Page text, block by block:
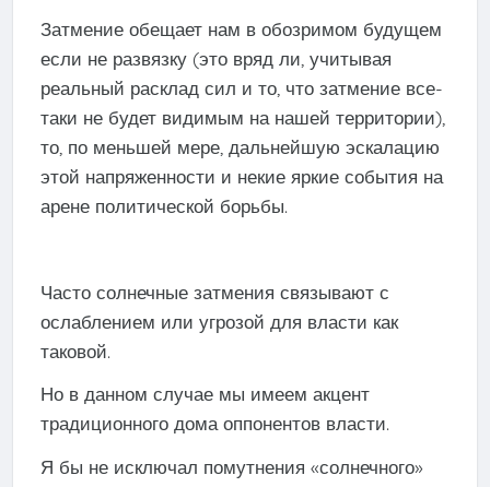
Затмение обещает нам в обозримом будущем
если не развязку (это вряд ли, учитывая
реальный расклад сил и то, что затмение все-
таки не будет видимым на нашей территории),
то, по меньшей мере, дальнейшую эскалацию
этой напряженности и некие яркие события на
арене политической борьбы.
Часто солнечные затмения связывают с
ослаблением или угрозой для власти как
таковой.
Но в данном случае мы имеем акцент
традиционного дома оппонентов власти.
Я бы не исключал помутнения «солнечного»